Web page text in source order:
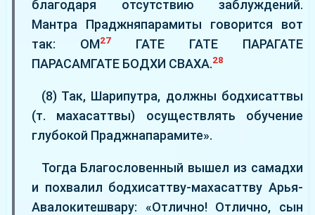
благодаря отсутствию заблуждений.
Мантра Праджняпарамиты говорится вот
так: ОМ27
ГАТЕ ГАТЕ ПАРАГАТЕ
ПАРАСАМГАТЕ БОДХИ СВАХА.28
(8) Так, Шарипутра, должны бодхисаттвы
(т. махасаттвы) осуществлять обучение
глубокой Праджнапарамите».
Тогда Благословенный вышел из самадхи
и похвалил бодхисаттву-махасаттву Арья-
Авалокитешвару: «Отлично! Отлично, сын